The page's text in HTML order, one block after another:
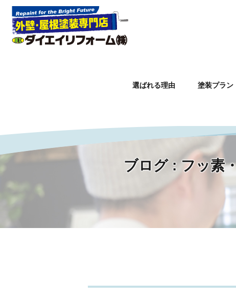
選ばれる理由 塗装プラン
フッ素・光触媒・無機系塗膜も
Warning: Undefined property: WP_Error::$slug in /home/
ブログ : フッ素